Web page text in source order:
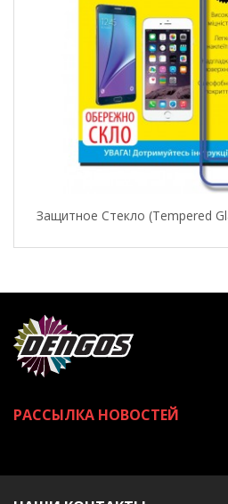
Защитное Стекло (Tempered
РАССЫЛКА НОВОСТЕЙ